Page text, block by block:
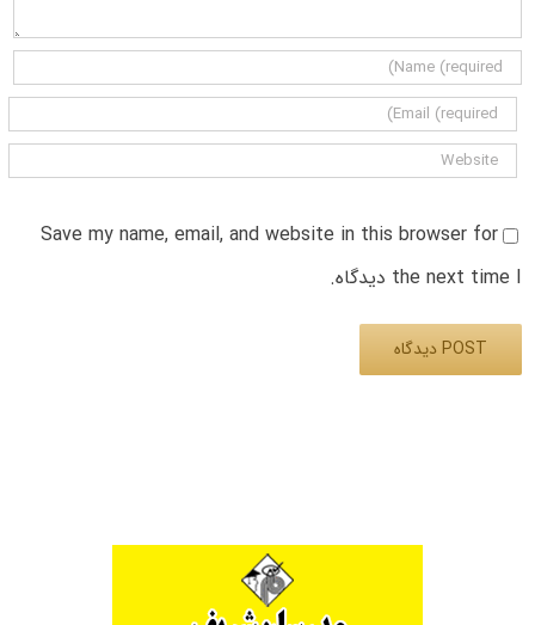
Save my name, email, and website in this browser for
the next time I دیدگاه.